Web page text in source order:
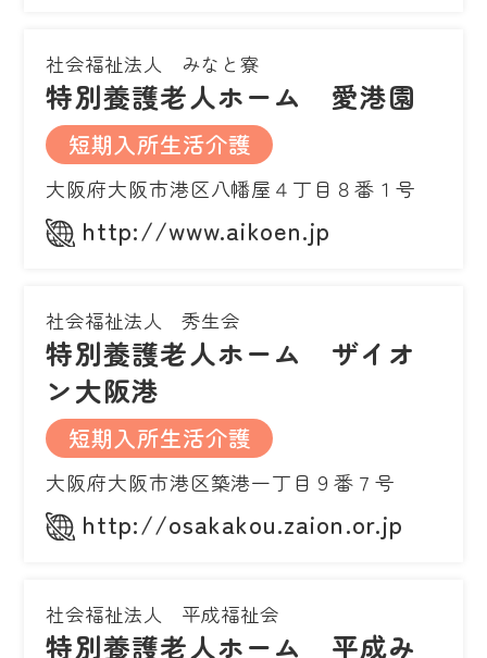
社会福祉法人 みなと寮
特別養護老人ホーム 愛港園
短期入所生活介護
大阪府大阪市港区八幡屋４丁目８番１号
http://www.aikoen.jp
社会福祉法人 秀生会
特別養護老人ホーム ザイオ
ン大阪港
短期入所生活介護
大阪府大阪市港区築港一丁目９番７号
http://osakakou.zaion.or.jp
社会福祉法人 平成福祉会
特別養護老人ホーム 平成み